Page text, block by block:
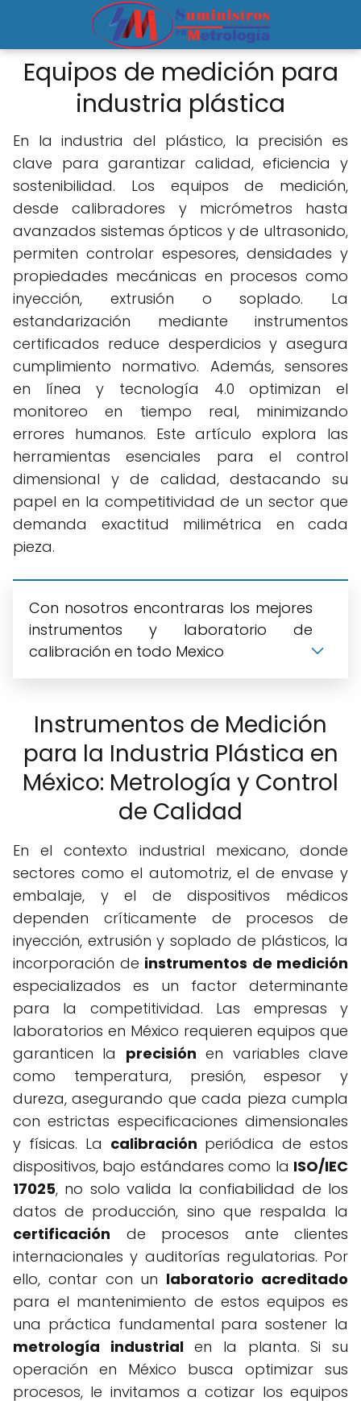
Equipos de medición para
industria plástica
En la industria del plástico, la precisión es
clave para garantizar calidad, eficiencia y
sostenibilidad. Los equipos de medición,
desde calibradores y micrómetros hasta
avanzados sistemas ópticos y de ultrasonido,
permiten controlar espesores, densidades y
propiedades mecánicas en procesos como
inyección, extrusión o soplado. La
estandarización mediante instrumentos
certificados reduce desperdicios y asegura
cumplimiento normativo. Además, sensores
en línea y tecnología 4.0 optimizan el
monitoreo en tiempo real, minimizando
errores humanos. Este artículo explora las
herramientas esenciales para el control
dimensional y de calidad, destacando su
papel en la competitividad de un sector que
demanda exactitud milimétrica en cada
pieza.
Con nosotros encontraras los mejores
instrumentos y laboratorio de
calibración en todo Mexico
Instrumentos de Medición
para la Industria Plástica en
México: Metrología y Control
de Calidad
En el contexto industrial mexicano, donde
sectores como el automotriz, el de envase y
embalaje, y el de dispositivos médicos
dependen críticamente de procesos de
inyección, extrusión y soplado de plásticos, la
incorporación de instrumentos de medición
especializados es un factor determinante
para la competitividad. Las empresas y
laboratorios en México requieren equipos que
garanticen la precisión en variables clave
como temperatura, presión, espesor y
dureza, asegurando que cada pieza cumpla
con estrictas especificaciones dimensionales
y físicas. La calibración periódica de estos
dispositivos, bajo estándares como la ISO/IEC
17025, no solo valida la confiabilidad de los
datos de producción, sino que respalda la
certificación de procesos ante clientes
internacionales y auditorías regulatorias. Por
ello, contar con un laboratorio acreditado
para el mantenimiento de estos equipos es
una práctica fundamental para sostener la
metrología industrialen la planta. Si su
operación en México busca optimizar sus
procesos, le invitamos a cotizar los equipos